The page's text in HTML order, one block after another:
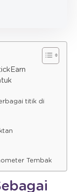
titik di
Tembak